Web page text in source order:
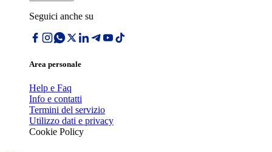
Seguici anche su
Area personale
Help e Faq
Info e contatti
Termini del servizio
Utilizzo dati e privacy
Cookie Policy